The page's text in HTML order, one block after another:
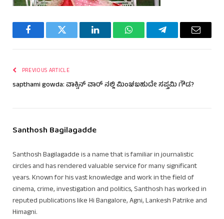
FacebookTwitter LinkedInWhatsAppTelegramEmail
PREVIOUS ARTICLE
sapthami gowda: ವಾಕ್ಸಿನ್ ವಾರ್ ನಲ್ಲಿ ಮಿಂಚಬಹುದೇ ಸಪ್ತಮಿ ಗೌಡ?
Santhosh Bagilagadde
Santhosh Bagilagadde is a name that is familiar in journalistic
circles and has rendered valuable service for many significant
years. Known for his vast knowledge and work in the field of
cinema, crime, investigation and politics, Santhosh has worked in
reputed publications like Hi Bangalore, Agni, Lankesh Patrike and
Himagni.